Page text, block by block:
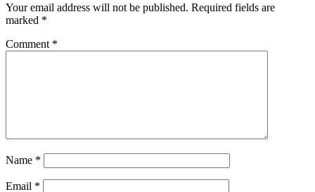
Your email address will not be published. Required fields are
marked *
Comment *
Name *
Email *